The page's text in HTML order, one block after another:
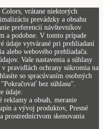
Colors, vrátane niektorých
prevádzky a obsahu
preferencií návštevníkov
a podobne. V tomto prípade
údaje vytvárané pri prehliadaní
alebo webového prehliadača.
Vaše nastavenia a súhlasy
pravidlách ochrany súkromia na
so spracúvaním osobných
bez súhlasu".
údaje:
reklamy a obsah, meranie
a vývoj produktov, Presné
prostredníctvom skenovania